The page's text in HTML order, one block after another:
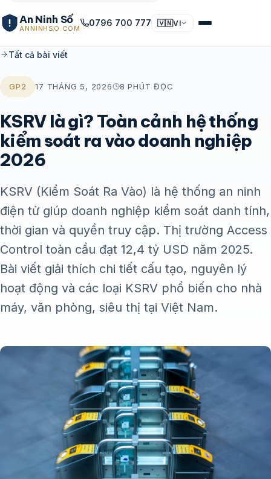
An Ninh Số
ANNINHSO.COM
0796 700 777 🇻🇳VI
Tất cả bài viết
GP2 17 THÁNG 5, 2026 8 PHÚT ĐỌC
KSRV là gì? Toàn cảnh hệ thống
kiểm soát ra vào doanh nghiệp
2026
KSRV (Kiểm Soát Ra Vào) là hệ thống an ninh
điện tử giúp doanh nghiệp kiểm soát danh tính,
thời gian và quyền truy cập. Thị trường Access
Control toàn cầu đạt 12,4 tỷ USD năm 2025.
Bài viết giải thích chi tiết cấu tạo, nguyên lý
hoạt động và các loại KSRV phổ biến cho nhà
máy, văn phòng, siêu thị tại Việt Nam.